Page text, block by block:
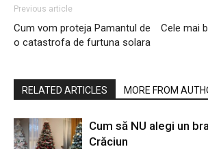
Previous article
Cum vom proteja Pamantul de
o catastrofa de furtuna solara
Cele mai
RELATED ARTICLES MORE FROM
Cum să NU alegi un
Crăciun